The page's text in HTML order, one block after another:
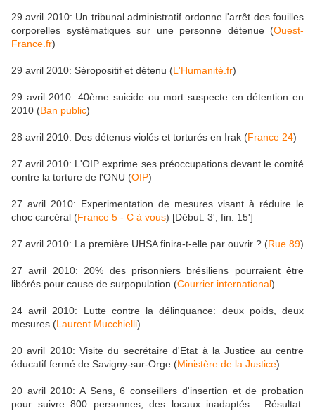
29 avril 2010: Un tribunal administratif ordonne l'arrêt des fouilles
corporelles systématiques sur une personne détenue (Ouest-
France.fr)
29 avril 2010: Séropositif et détenu (L'Humanité.fr)
29 avril 2010: 40ème suicide ou mort suspecte en détention en
2010 (Ban public)
28 avril 2010: Des détenus violés et torturés en Irak (France 24)
27 avril 2010: L'OIP exprime ses préoccupations devant le comité
contre la torture de l'ONU (OIP)
27 avril 2010: Experimentation de mesures visant à réduire le
choc carcéral (France 5 - C à vous) [Début: 3'; fin: 15']
27 avril 2010: La première UHSA finira-t-elle par ouvrir ? (Rue 89)
27 avril 2010: 20% des prisonniers brésiliens pourraient être
libérés pour cause de surpopulation (Courrier international)
24 avril 2010: Lutte contre la délinquance: deux poids, deux
mesures (Laurent Mucchielli)
20 avril 2010: Visite du secrétaire d'Etat à la Justice au centre
éducatif fermé de Savigny-sur-Orge (Ministère de la Justice)
20 avril 2010: A Sens, 6 conseillers d'insertion et de probation
pour suivre 800 personnes, des locaux inadaptés... Résultat: